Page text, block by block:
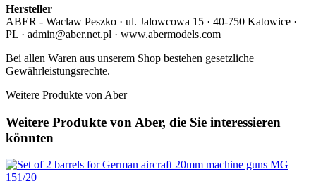
Hersteller
ABER - Waclaw Peszko · ul. Jalowcowa 15 · 40-750 Katowice ·
PL · admin@aber.net.pl · www.abermodels.com
Bei allen Waren aus unserem Shop bestehen gesetzliche
Gewährleistungsrechte.
Weitere Produkte von Aber
Weitere Produkte von Aber, die Sie interessieren
könnten